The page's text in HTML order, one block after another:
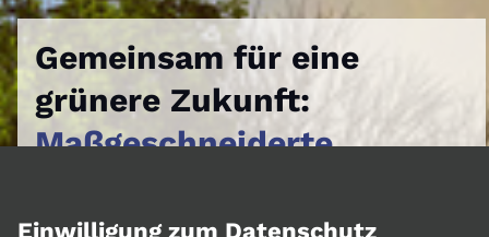
Einwilligung zum Datenschutz
Gemeinsam für eine
grünere Zukunft:
Maßgeschneiderte